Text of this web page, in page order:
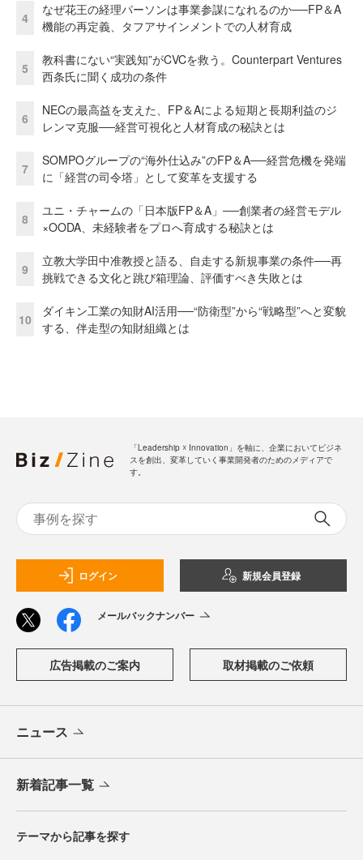
4
なぜ花王の経理パーソンは事業参謀になれるのか──FP＆A
機能の再定義、タフアサインメントでの人材育成
5
教科書にない“実践知”がCVCを救う。Counterpart Ventures
西条氏に聞く成功の条件
6
NECの最高益を支えた、FP＆Aによる短期と長期利益のジ
レンマ克服──経営可視化と人材育成の秘訣とは
7
SOMPOグループの“海外仕込み”のFP＆A──経営危機を発端
に「経営の司令塔」として変革を支援する
8
ユニ・チャームの「日本版FP＆A」──創業者の経営モデル
×OODA、未経験者をプロへ育成する秘訣とは
9
立教大学田中准教授と語る、自走する新規事業の条件──再
挑戦できる文化と跳び箱理論、評価すべき失敗とは
10
ダイキン工業の知財AI活用──“防衛型”から“戦略型”へと変貌
する、伴走型の知財組織とは
「Leadership ☓ Innovation」を軸に、企業においてビジネ
スを創出、変革していく事業開発者のためのメディアで
す。
ログイン 新規会員登録
メールバックナンバー
広告掲載のご案内 取材掲載のご依頼
ニュース
新着記事一覧
テーマから記事を探す